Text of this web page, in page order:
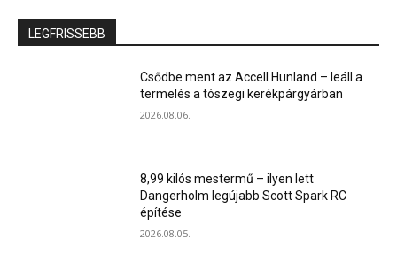
LEGFRISSEBB
Csődbe ment az Accell Hunland – leáll a
termelés a tószegi kerékpárgyárban
2026.08.06.
8,99 kilós mestermű – ilyen lett
Dangerholm legújabb Scott Spark RC
építése
2026.08.05.